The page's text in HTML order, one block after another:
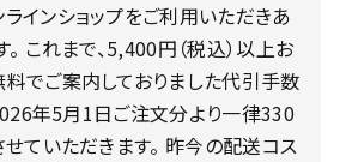
インショップをご利用いただきあ
これまで、5,400円（税込）以上お
でご案内しておりました代引手数
年5月1日ご注文分より一律330
せていただきます。 昨今の配送コス